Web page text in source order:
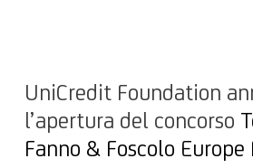
UniCredit Foundation
l’apertura del concorso
Fanno & Foscolo